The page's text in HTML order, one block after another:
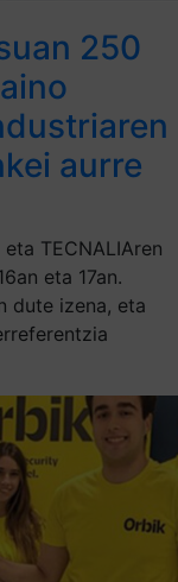
250
aurre
TECNALIAren
eta 17an.
dute izena, eta